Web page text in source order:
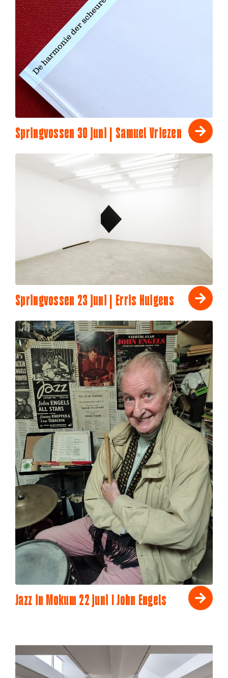
Springvossen 30 juni | Samuel Vriezen
Springvossen 23 juni | Erris Huigens
Jazz in Mokum 22 juni I John Engels